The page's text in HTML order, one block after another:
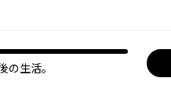
の生活。